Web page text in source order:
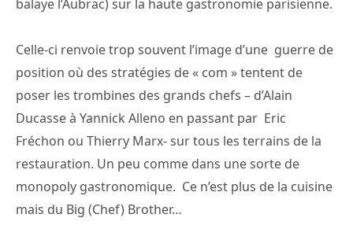
balaye l’Aubrac) sur la haute gastronomie parisienne.
Celle-ci renvoie trop souvent l’image d’une guerre de
position où des stratégies de « com » tentent de
poser les trombines des grands chefs – d’Alain
Ducasse à Yannick Alleno en passant par Eric
Fréchon ou Thierry Marx- sur tous les terrains de la
restauration. Un peu comme dans une sorte de
monopoly gastronomique. Ce n’est plus de la cuisine
mais du Big (Chef) Brother…